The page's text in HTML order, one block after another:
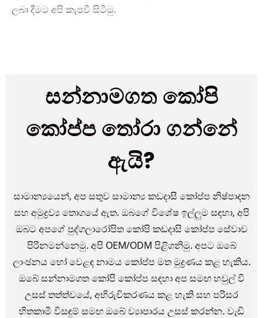
ලබා දීමට අපි කැපවී සිටිමු.
සන්නාමගත කෝපි
කෝප්ප තෝරා ගන්නේ
ඇයි?
සාමාන්‍යයෙන්, අප සතුව සාමාන්‍ය කඩදාසි කෝප්ප නිෂ්පාදන
සහ අමුද්‍රව්‍ය තොගයේ ඇත. ඔබගේ විශේෂ ඉල්ලුම සඳහා, අපි
ඔබට අපගේ පුද්ගලාරෝපිත කෝපි කඩදාසි කෝප්ප සේවාව
පිරිනමන්නෙමු. අපි OEM/ODM පිළිගනිමු. අපට ඔබේ
ලාංඡනය හෝ වෙළඳ නාමය කෝප්ප මත මුද්‍රණය කළ හැකිය.
ඔබේ සන්නාමගත කෝපි කෝප්ප සඳහා අප සමඟ හවුල් වී
උසස් තත්ත්වයේ, අභිරුචිකරණය කළ හැකි සහ පරිසර
හිතකාමී විසඳුම් සමඟ ඔබේ ව්‍යාපාරය උසස් කරන්න. වැඩි